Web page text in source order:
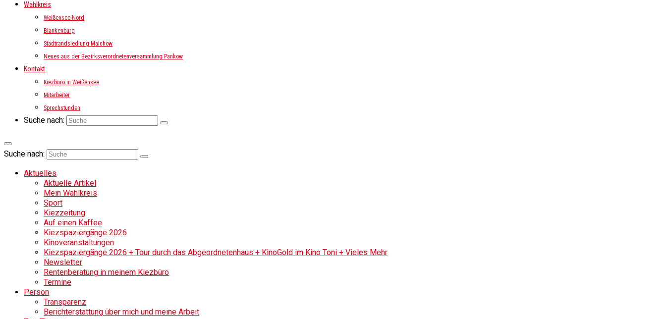
Wahlkreis
Weißensee-Nord
Blankenburg
Stadtrandsiedlung Malchow
Neues aus der Bezirksverordnetenversammlung Pankow
Kontakt
Kiezbüro in Weißensee
Mitarbeiter
Sprechstunden
Suche nach:
Suche nach:
Aktuelles
Aktuelle Artikel
Mein Wahlkreis
Sport
Kiezzeitung
Auf einen Kaffee
Kiezspaziergänge 2026
Kinoveranstaltungen
Kiezspaziergänge 2026 + Tour durch das Abgeordnetenhaus + KinoGold im Kino Toni + Vieles Mehr
Newsletter
Rentenberatung in meinem Kiezbüro
Termine
Person
Transparenz
Berichterstattung über mich und meine Arbeit